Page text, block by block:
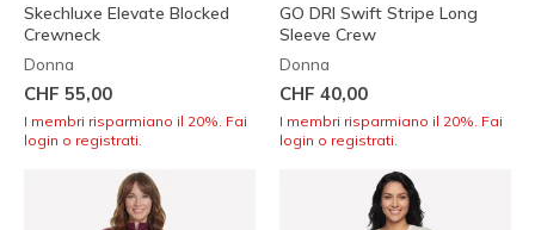
Skechluxe Elevate Blocked
Crewneck
Donna
CHF 55,00
I membri risparmiano il 20%. Fai
login o registrati.
GO DRI Swift Stripe Long
Sleeve Crew
Donna
CHF 40,00
I membri risparmiano il 20%. Fai
login o registrati.